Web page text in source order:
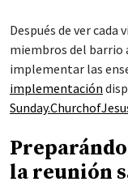
Después de ver
miembros del barrio
implementar las
implementación
la reunión